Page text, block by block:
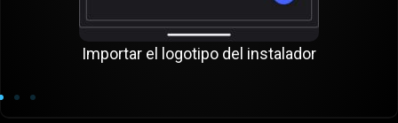
Importar el logotipo del instalador